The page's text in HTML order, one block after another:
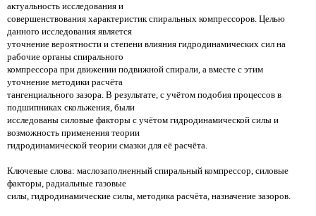
актуальность исследования и
совершенствования характеристик спиральных компрессоров. Целью
данного исследования является
уточнение вероятности и степени влияния гидродинамических сил на
рабочие органы спирального
компрессора при движении подвижной спирали, а вместе с этим
уточнение методики расчёта
тангенциального зазора. В результате, с учётом подобия процессов в
подшипниках скольжения, были
исследованы силовые факторы с учётом гидродинамической силы и
возможность применения теории
гидродинамической теории смазки для её расчёта.
Ключевые слова: маслозаполненный спиральный компрессор, силовые
факторы, радиальные газовые
силы, гидродинамические силы, методика расчёта, назначение зазоров.